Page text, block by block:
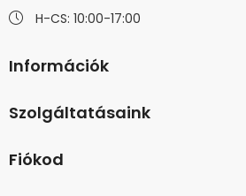
H-CS: 10:00-17:00
Információk
Szolgáltatásaink
Fiókod